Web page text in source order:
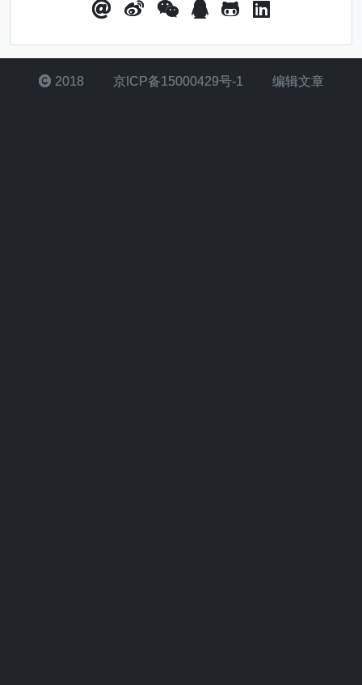
2018 京ICP备15000429号-1 编辑文章